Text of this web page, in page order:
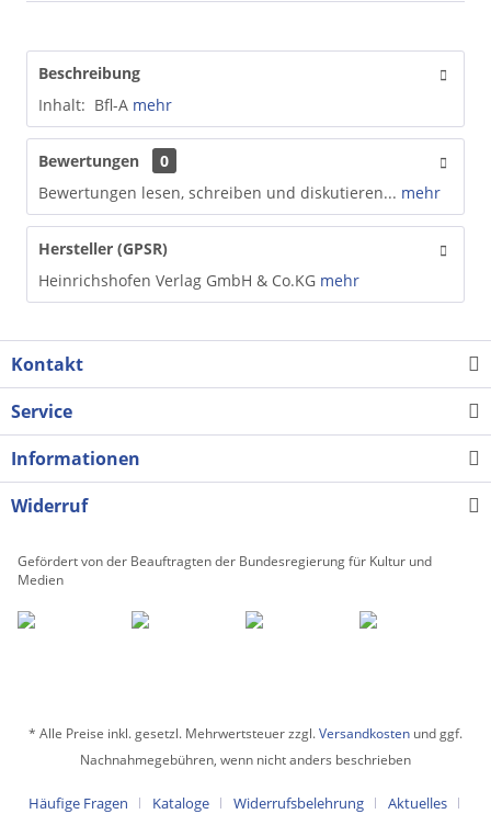
Beschreibung
Inhalt: Bfl-A mehr
Bewertungen
0
Bewertungen lesen, schreiben und diskutieren... mehr
Hersteller (GPSR)
Heinrichshofen Verlag GmbH & Co.KG mehr
Kontakt
Service
Informationen
Widerruf
Gefördert von der Beauftragten der Bundesregierung für Kultur und
Medien
* Alle Preise inkl. gesetzl. Mehrwertsteuer zzgl.Versandkosten und ggf.
Nachnahmegebühren, wenn nicht anders beschrieben
Häufige Fragen Kataloge Widerrufsbelehrung Aktuelles